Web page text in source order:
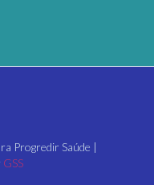
Progredir Saúde |
GSS